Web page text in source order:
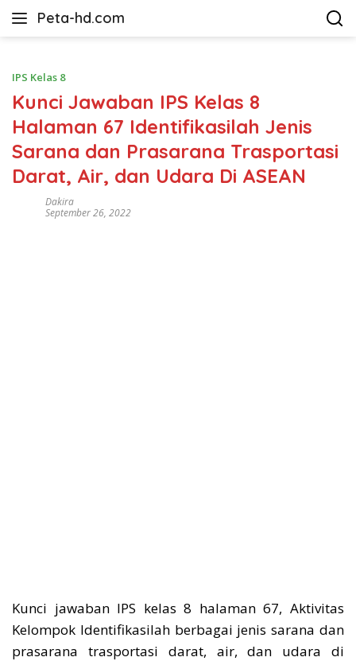
Peta-hd.com
Kumpulan
HD
IPS Kelas 8
Kunci Jawaban IPS Kelas 8
Halaman 67 Identifikasilah Jenis
Sarana dan Prasarana Trasportasi
Darat, Air, dan Udara Di ASEAN
Dakira
September 26, 2022
Kunci jawaban IPS kelas 8 halaman 67, Aktivitas
Kelompok Identifikasilah berbagai jenis sarana dan
prasarana trasportasi darat, air, dan udara di